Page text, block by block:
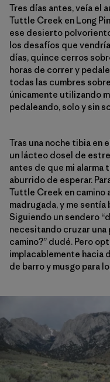
Tres días antes, veía el
Tuttle Creek en Long
ese desierto
los desafíos que
días, quince cerros
horas de correr y
todas las cumbres
únicamente utilizando
pedaleando, solo y sin
Tras una noche tibia en
un lácteo dosel de
antes de que mi alarma
aburrido de esperar.
Tuttle Creek en camino
madrugada, y me
Siguiendo un sendero
necesitando cruzar una
camino?” dudé. Pero
implacablemente hacia
de barro y musgo para